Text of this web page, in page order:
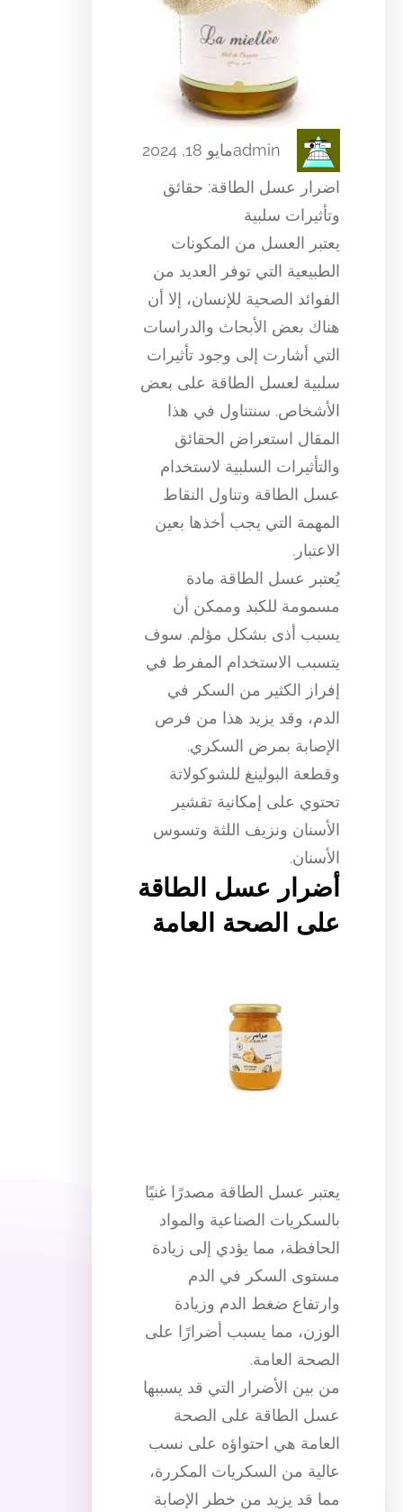
adminمايو 18, 2024
اضرار عسل الطاقة: حقائق
وتأثيرات سلبية
يعتبر العسل من المكونات
الطبيعية التي توفر العديد من
الفوائد الصحية للإنسان، إلا أن
هناك بعض الأبحاث والدراسات
التي أشارت إلى وجود تأثيرات
سلبية لعسل الطاقة على بعض
الأشخاص. سنتناول في هذا
المقال استعراض الحقائق
والتأثيرات السلبية لاستخدام
عسل الطاقة وتناول النقاط
المهمة التي يجب أخذها بعين
الاعتبار.
يُعتبر عسل الطاقة مادة
مسمومة للكبد وممكن أن
يسبب أذى بشكل مؤلم. سوف
يتسبب الاستخدام المفرط في
إفراز الكثير من السكر في
الدم، وقد يزيد هذا من فرص
الإصابة بمرض السكري.
وقطعة البولينغ للشوكولاتة
تحتوي على إمكانية تقشير
الأسنان ونزيف اللثة وتسوس
الأسنان.
أضرار عسل الطاقة
على الصحة العامة
يعتبر عسل الطاقة مصدرًا غنيًا
بالسكريات الصناعية والمواد
الحافظة، مما يؤدي إلى زيادة
مستوى السكر في الدم
وارتفاع ضغط الدم وزيادة
الوزن، مما يسبب أضرارًا على
الصحة العامة.
من بين الأضرار التي قد يسببها
عسل الطاقة على الصحة
العامة هي احتواؤه على نسب
عالية من السكريات المكررة،
مما قد يزيد من خطر الإصابة